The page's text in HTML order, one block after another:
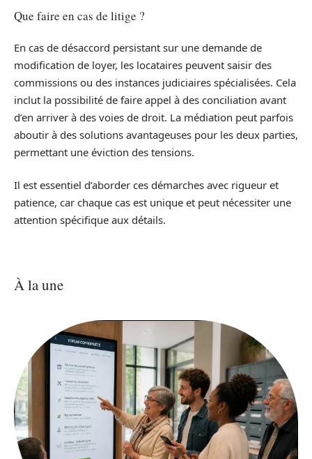
Que faire en cas de litige ?
En cas de désaccord persistant sur une demande de
modification de loyer, les locataires peuvent saisir des
commissions ou des instances judiciaires spécialisées. Cela
inclut la possibilité de faire appel à des conciliation avant
d’en arriver à des voies de droit. La médiation peut parfois
aboutir à des solutions avantageuses pour les deux parties,
permettant une éviction des tensions.
Il est essentiel d’aborder ces démarches avec rigueur et
patience, car chaque cas est unique et peut nécessiter une
attention spécifique aux détails.
À la une